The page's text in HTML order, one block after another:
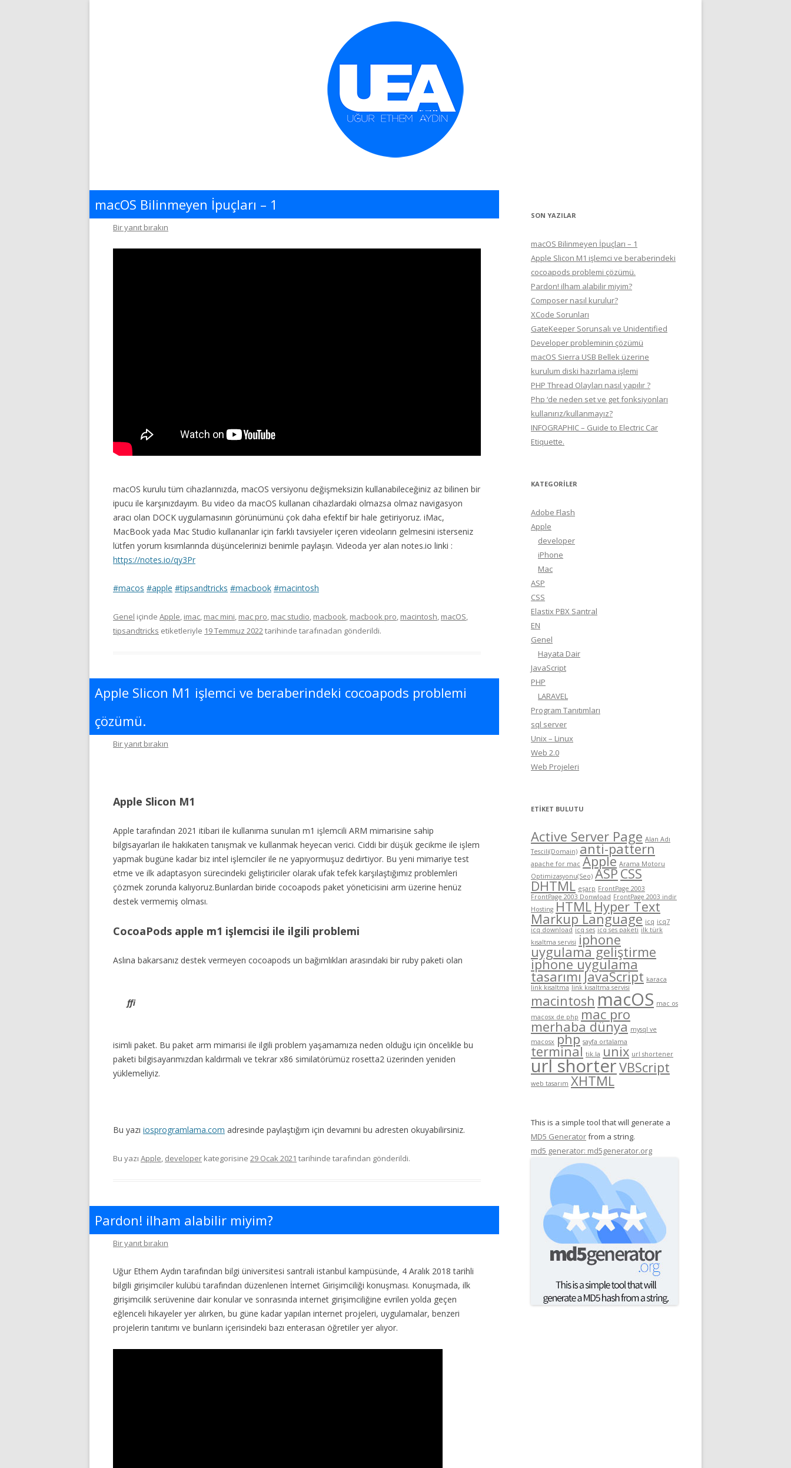
macOS Bilinmeyen İpuçları – 1
Bir yanıt bırakın
macOS kurulu tüm cihazlarınızda, macOS versiyonu değişmeksizin kullanabileceğiniz az bilinen bir
ipucu ile karşınızdayım. Bu video da macOS kullanan cihazlardaki olmazsa olmaz navigasyon
aracı olan DOCK uygulamasının görünümünü çok daha efektif bir hale getiriyoruz. iMac,
MacBook yada Mac Studio kullananlar için farklı tavsiyeler içeren videoların gelmesini isterseniz
lütfen yorum kısımlarında düşüncelerinizi benimle paylaşın. Videoda yer alan notes.io linki :
https://notes.io/qy3Pr
#macos #apple #tipsandtricks #macbook #macintosh
Genel içinde Apple, imac, mac mini, mac pro, mac studio, macbook, macbook pro, macintosh, macOS,
tipsandtricks etiketleriyle 19 Temmuz 2022tarihinde tarafınadan gönderildi.
Apple Slicon M1 işlemci ve beraberindeki cocoapods problemi
çözümü.
Bir yanıt bırakın
Apple Slicon M1
Apple tarafından 2021 itibari ile kullanıma sunulan m1 işlemcili ARM mimarisine sahip
bilgisayarları ile hakikaten tanışmak ve kullanmak heyecan verici. Ciddi bir düşük gecikme ile işlem
yapmak bugüne kadar biz intel işlemciler ile ne yapıyormuşuz dedirtiyor. Bu yeni mimariye test
etme ve ilk adaptasyon sürecindeki geliştiriciler olarak ufak tefek karşılaştığımız problemleri
çözmek zorunda kalıyoruz.Bunlardan biride cocoapods paket yöneticisini arm üzerine henüz
destek vermemiş olması.
CocoaPods apple m1 işlemcisi ile ilgili problemi
Aslına bakarsanız destek vermeyen cocoapods un bağımlıkları arasındaki bir ruby paketi olan
ffi
isimli paket. Bu paket arm mimarisi ile ilgili problem yaşamamıza neden olduğu için öncelikle bu
paketi bilgisayarımızdan kaldırmalı ve tekrar x86 similatörümüz rosetta2 üzerinden yeniden
yüklemeliyiz.
Bu yazı iosprogramlama.com adresinde paylaştığım için devamıni bu adresten okuyabilirsiniz.
Bu yazı Apple, developer kategorisine 29 Ocak 2021 tarihinde tarafından gönderildi.
Pardon! ilham alabilir miyim?
Bir yanıt bırakın
Uğur Ethem Aydın tarafından bilgi üniversitesi santrali istanbul kampüsünde, 4 Aralık 2018 tarihli
bilgili girişimciler kulübü tarafından düzenlenen İnternet Girişimciliği konuşması. Konuşmada, ilk
girişimcilik serüvenine dair konular ve sonrasında internet girişimciliğine evrilen yolda geçen
eğlenceli hikayeler yer alırken, bu güne kadar yapılan internet projeleri, uygulamalar, benzeri
projelerin tanıtımı ve bunların içerisindeki bazı enterasan öğretiler yer alıyor.
SON YAZILAR
macOS Bilinmeyen İpuçları – 1
Apple Slicon M1 işlemci ve beraberindeki
cocoapods problemi çözümü.
Pardon! ilham alabilir miyim?
Composer nasıl kurulur?
XCode Sorunları
GateKeeper Sorunsalı ve Unidentified
Developer probleminin çözümü
macOS Sierra USB Bellek üzerine
kurulum diski hazırlama işlemi
PHP Thread Olayları nasıl yapılır ?
Php ‘de neden set ve get fonksiyonları
kullanırız/kullanmayız?
INFOGRAPHIC – Guide to Electric Car
Etiquette.
KATEGORILER
Adobe Flash
Apple
developer
iPhone
Mac
ASP
CSS
Elastix PBX Santral
EN
Genel
Hayata Dair
JavaScript
PHP
LARAVEL
Program Tanıtımları
sql server
Unix – Linux
Web 2.0
Web Projeleri
ETIKET BULUTU
Active Server Page Alan Adı
Tescili(Domain) anti-pattern
apache for mac Apple Arama Motoru
Optimizasyonu(Seo) ASP CSS
DHTML eşarp FrontPage 2003
FrontPage 2003 Donwload FrontPage 2003 indir
Hosting HTML Hyper Text
Markup Language icq icq7
icq download icq ses icq ses paketi ilk türk
kısaltma servisi iphone
uygulama geliştirme
iphone uygulama
tasarımı JavaScript karaca
link kısaltma link kısaltma servisi
macintosh macOS mac os
macosx de php mac pro
merhaba dünya mysql ve
macosx php sayfa ortalama
terminal tik.la unix url shortener
url shorterVBScript
web tasarım XHTML
This is a simple tool that will generate a
MD5 Generatorfrom a string.
md5 generator: md5generator.org